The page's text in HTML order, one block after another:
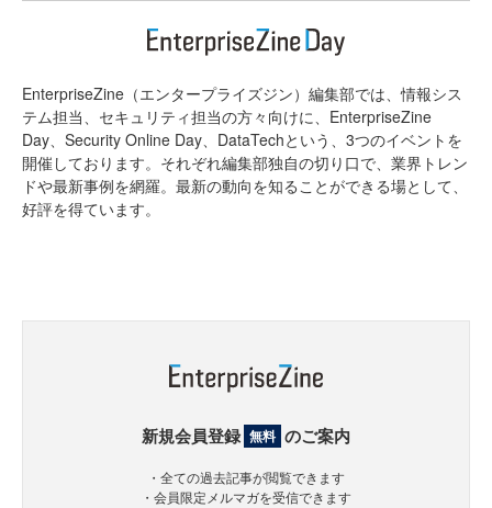
EnterpriseZine（エンタープライズジン）編集部では、情報シス
テム担当、セキュリティ担当の方々向けに、EnterpriseZine
Day、Security Online Day、DataTechという、3つのイベントを
開催しております。それぞれ編集部独自の切り口で、業界トレン
ドや最新事例を網羅。最新の動向を知ることができる場として、
好評を得ています。
新規会員登録 無料 のご案内
・全ての過去記事が閲覧できます
・会員限定メルマガを受信できます